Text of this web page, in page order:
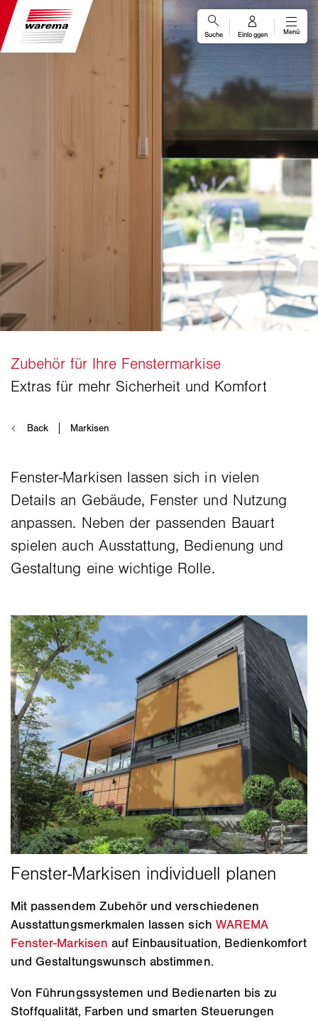
Fenster-Markisen lassen sich in vielen
Details an Gebäude, Fenster und Nutzung
anpassen. Neben der passenden Bauart
spielen auch Ausstattung, Bedienung und
Gestaltung eine wichtige Rolle.
Mit passendem Zubehör und verschiedenen
Ausstattungsmerkmalen lassen sich WAREMA
Fenster-Markisen auf Einbausituation, Bedienkomfort
und Gestaltungswunsch abstimmen.
Von Führungssystemen und Bedienarten bis zu
Stoffqualität, Farben und smarten Steuerungen